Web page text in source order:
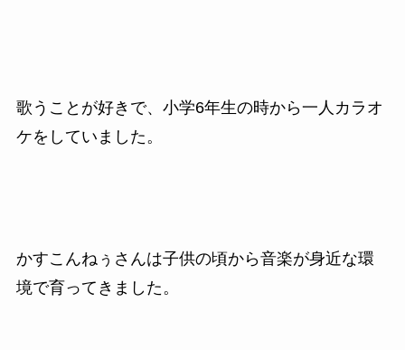
歌うことが好きで、小学6年生の時から一人カラオ
ケをしていました。
かすこんねぅさんは子供の頃から音楽が身近な環
境で育ってきました。